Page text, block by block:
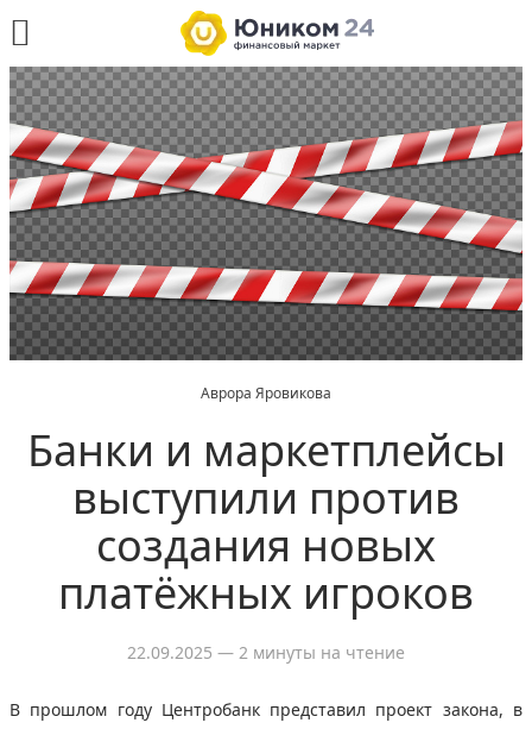
Аврора Яровикова
Банки и маркетплейсы
выступили против
создания новых
платёжных игроков
22.09.2025 — 2 минуты на чтение
В прошлом году Центробанк представил проект закона, в